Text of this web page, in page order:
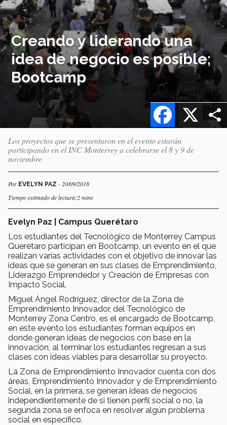
Creando y liderando una
idea de negocio es posible;
Bootcamp
X
Facebook
Los proyectos que se presentaron en el evento estarán
participando en el INC Monterrey a celebrarse el 8 y 9 de
noviembre
Por EVELYN PAZ - 20/09/2018
Tiempo estimado de lectura:2 mins
Evelyn Paz | Campus Querétaro
Los estudiantes del Tecnológico de Monterrey Campus
Querétaro participan en Bootcamp, un evento en el que
realizan varias actividades con el objetivo de innovar las
ideas que se generan en sus clases de Emprendimiento,
Liderazgo Emprendedor y Creación de Empresas con
Impacto Social.
Miguel Ángel Rodríguez, director de la Zona de
Emprendimiento Innovador, del Tecnológico de
Monterrey Zona Centro, es el encargado de Bootcamp,
en este evento los estudiantes forman equipos en
donde generan ideas de negocios con base en la
innovación, al terminar los estudiantes regresan a sus
clases con ideas viables para desarrollar su proyecto.
La Zona de Emprendimiento Innovador cuenta con dos
áreas, Emprendimiento Innovador y de Emprendimiento
Social, en la primera, se generan ideas de negocios
independientemente de si tienen perfil social o no, la
segunda zona se enfoca en resolver algún problema
social en específico.